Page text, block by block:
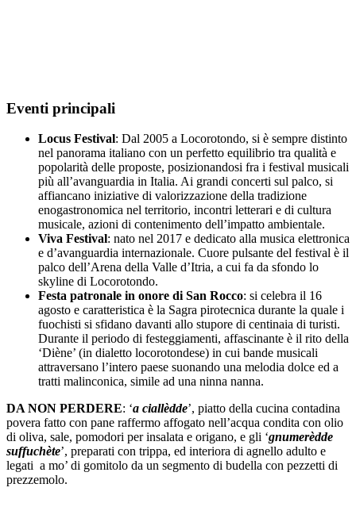
Eventi principali
Locus Festival: Dal 2005 a Locorotondo, si è sempre distinto
nel panorama italiano con un perfetto equilibrio tra qualità e
popolarità delle proposte, posizionandosi fra i festival musicali
più all’avanguardia in Italia. Ai grandi concerti sul palco, si
affiancano iniziative di valorizzazione della tradizione
enogastronomica nel territorio, incontri letterari e di cultura
musicale, azioni di contenimento dell’impatto ambientale.
Viva Festival: nato nel 2017 e dedicato alla musica elettronica
e d’avanguardia internazionale. Cuore pulsante del festival è il
palco dell’Arena della Valle d’Itria, a cui fa da sfondo lo
skyline di Locorotondo.
Festa patronale in onore di San Rocco: si celebra il 16
agosto e caratteristica è la Sagra pirotecnica durante la quale i
fuochisti si sfidano davanti allo stupore di centinaia di turisti.
Durante il periodo di festeggiamenti, affascinante è il rito della
‘Diène’ (in dialetto locorotondese) in cui bande musicali
attraversano l’intero paese suonando una melodia dolce ed a
tratti malinconica, simile ad una ninna nanna.
DA NON PERDERE: ‘a ciallèdde’, piatto della cucina contadina
povera fatto con pane raffermo affogato nell’acqua condita con olio
di oliva, sale, pomodori per insalata e origano, e gli ‘gnumerèdde
suffuchète’, preparati con trippa, ed interiora di agnello adulto e
legati a mo’ di gomitolo da un segmento di budella con pezzetti di
prezzemolo.